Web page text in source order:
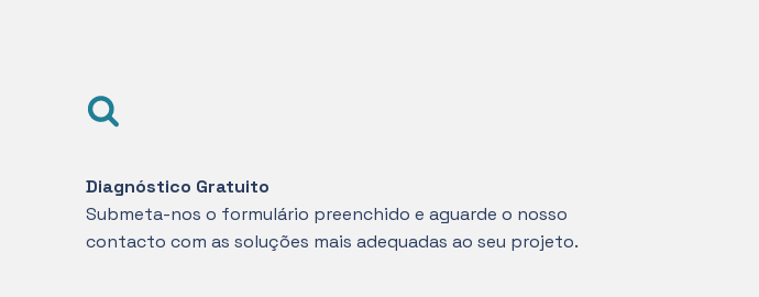
Diagnóstico Gratuito
Submeta-nos o formulário preenchido e aguarde o nosso
contacto com as soluções mais adequadas ao seu projeto.